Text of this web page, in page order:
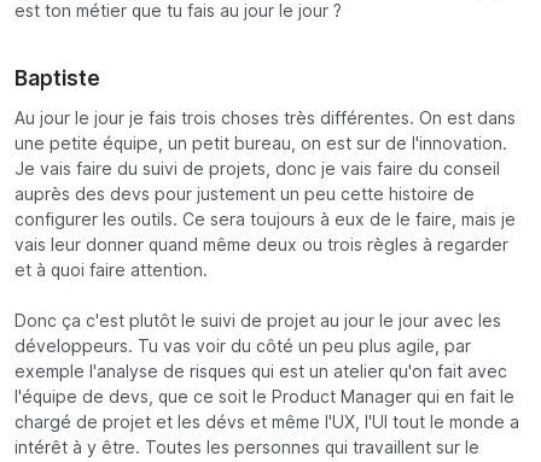
est ton métier que tu fais au jour le jour ?
Baptiste
Au jour le jour je fais trois choses très différentes. On est dans
une petite équipe, un petit bureau, on est sur de l'innovation.
Je vais faire du suivi de projets, donc je vais faire du conseil
auprès des devs pour justement un peu cette histoire de
configurer les outils. Ce sera toujours à eux de le faire, mais je
vais leur donner quand même deux ou trois règles à regarder
et à quoi faire attention.
Donc ça c'est plutôt le suivi de projet au jour le jour avec les
développeurs. Tu vas voir du côté un peu plus agile, par
exemple l'analyse de risques qui est un atelier qu'on fait avec
l'équipe de devs, que ce soit le Product Manager qui en fait le
chargé de projet et les dévs et même l'UX, l'UI tout le monde a
intérêt à y être. Toutes les personnes qui travaillent sur le